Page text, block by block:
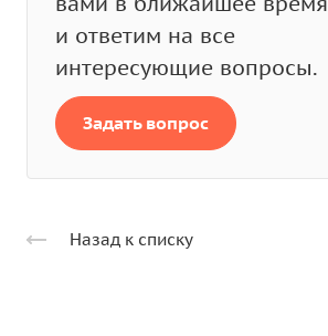
и ответим на все
интересующие вопросы.
Задать вопрос
Назад к списку